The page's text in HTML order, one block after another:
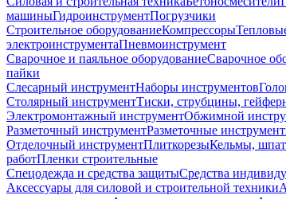
машиныГидроинструментПогрузчики
Строительное оборудованиеКомпрессоры
электроинструментаПневмоинструмент
Сварочное и паяльное оборудованиеСварочное
пайки
Слесарный инструментНаборы инструментов
Столярный инструментТиски, струбцины,
Электромонтажный инструментОбжимной
Разметочный инструментРазметочные
Отделочный инструментПлиткорезыКельмы,
работПленки строительные
Спецодежда и средства защитыСредства
Аксессуары для силовой и строительной техники